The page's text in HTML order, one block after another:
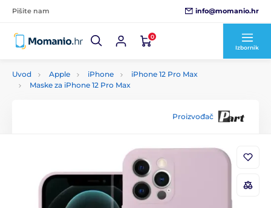
Pišite nam info@momanio.hr
0
Izbornik
Uvod Apple iPhone
iPhone 12 Pro Max
Maske za iPhone 12 Pro Max
Proizvođač